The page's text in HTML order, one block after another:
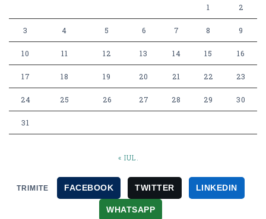
1 2
3 4 5 6 7 8 9
10 11 12 13 14 15 16
17 18 19 20 21 22 23
24 25 26 27 28 29 30
31
« IUL.
TRIMITE FACEBOOK TWITTER LINKEDIN
WHATSAPP